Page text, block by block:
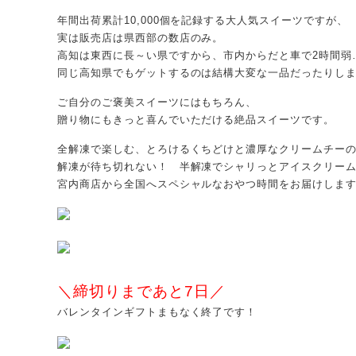
年間出荷累計10,000個を記録する大人気スイーツですが、
実は販売店は県西部の数店のみ。
高知は東西に長～い県ですから、市内からだと車で2時間弱
同じ高知県でもゲットするのは結構大変な一品だったりしま
ご自分のご褒美スイーツにはもちろん、
贈り物にもきっと喜んでいただける絶品スイーツです。
全解凍で楽しむ、とろけるくちどけと濃厚なクリームチーの
解凍が待ち切れない！ 半解凍でシャリっとアイスクリーム
宮内商店から全国へスペシャルなおやつ時間をお届けしま
＼締切りまであと7日／
バレンタインギフトまもなく終了です！